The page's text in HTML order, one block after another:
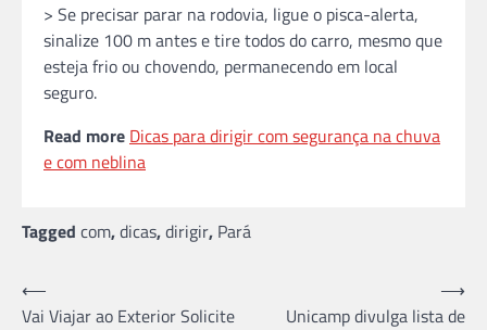
> Se precisar parar na rodovia, ligue o pisca-alerta,
sinalize 100 m antes e tire todos do carro, mesmo que
esteja frio ou chovendo, permanecendo em local
seguro.
Read more Dicas para dirigir com segurança na chuva
e com neblina
Tagged com,dicas,dirigir, Pará
Navegação
⟵
Vai Viajar ao Exterior Solicite
Unicamp divulga lista de
⟶